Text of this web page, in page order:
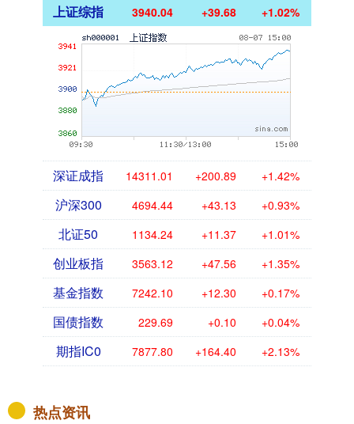
上证综指 3940.04 +39.68 +1.02%
深证成指 14311.01 +200.89 +1.42%
沪深300 4694.44 +43.13 +0.93%
北证50 1134.24 +11.37 +1.01%
创业板指 3563.12 +47.56 +1.35%
基金指数 7242.10 +12.30 +0.17%
国债指数 229.69 +0.10 +0.04%
期指IC0 7877.80 +164.40 +2.13%
热点资讯